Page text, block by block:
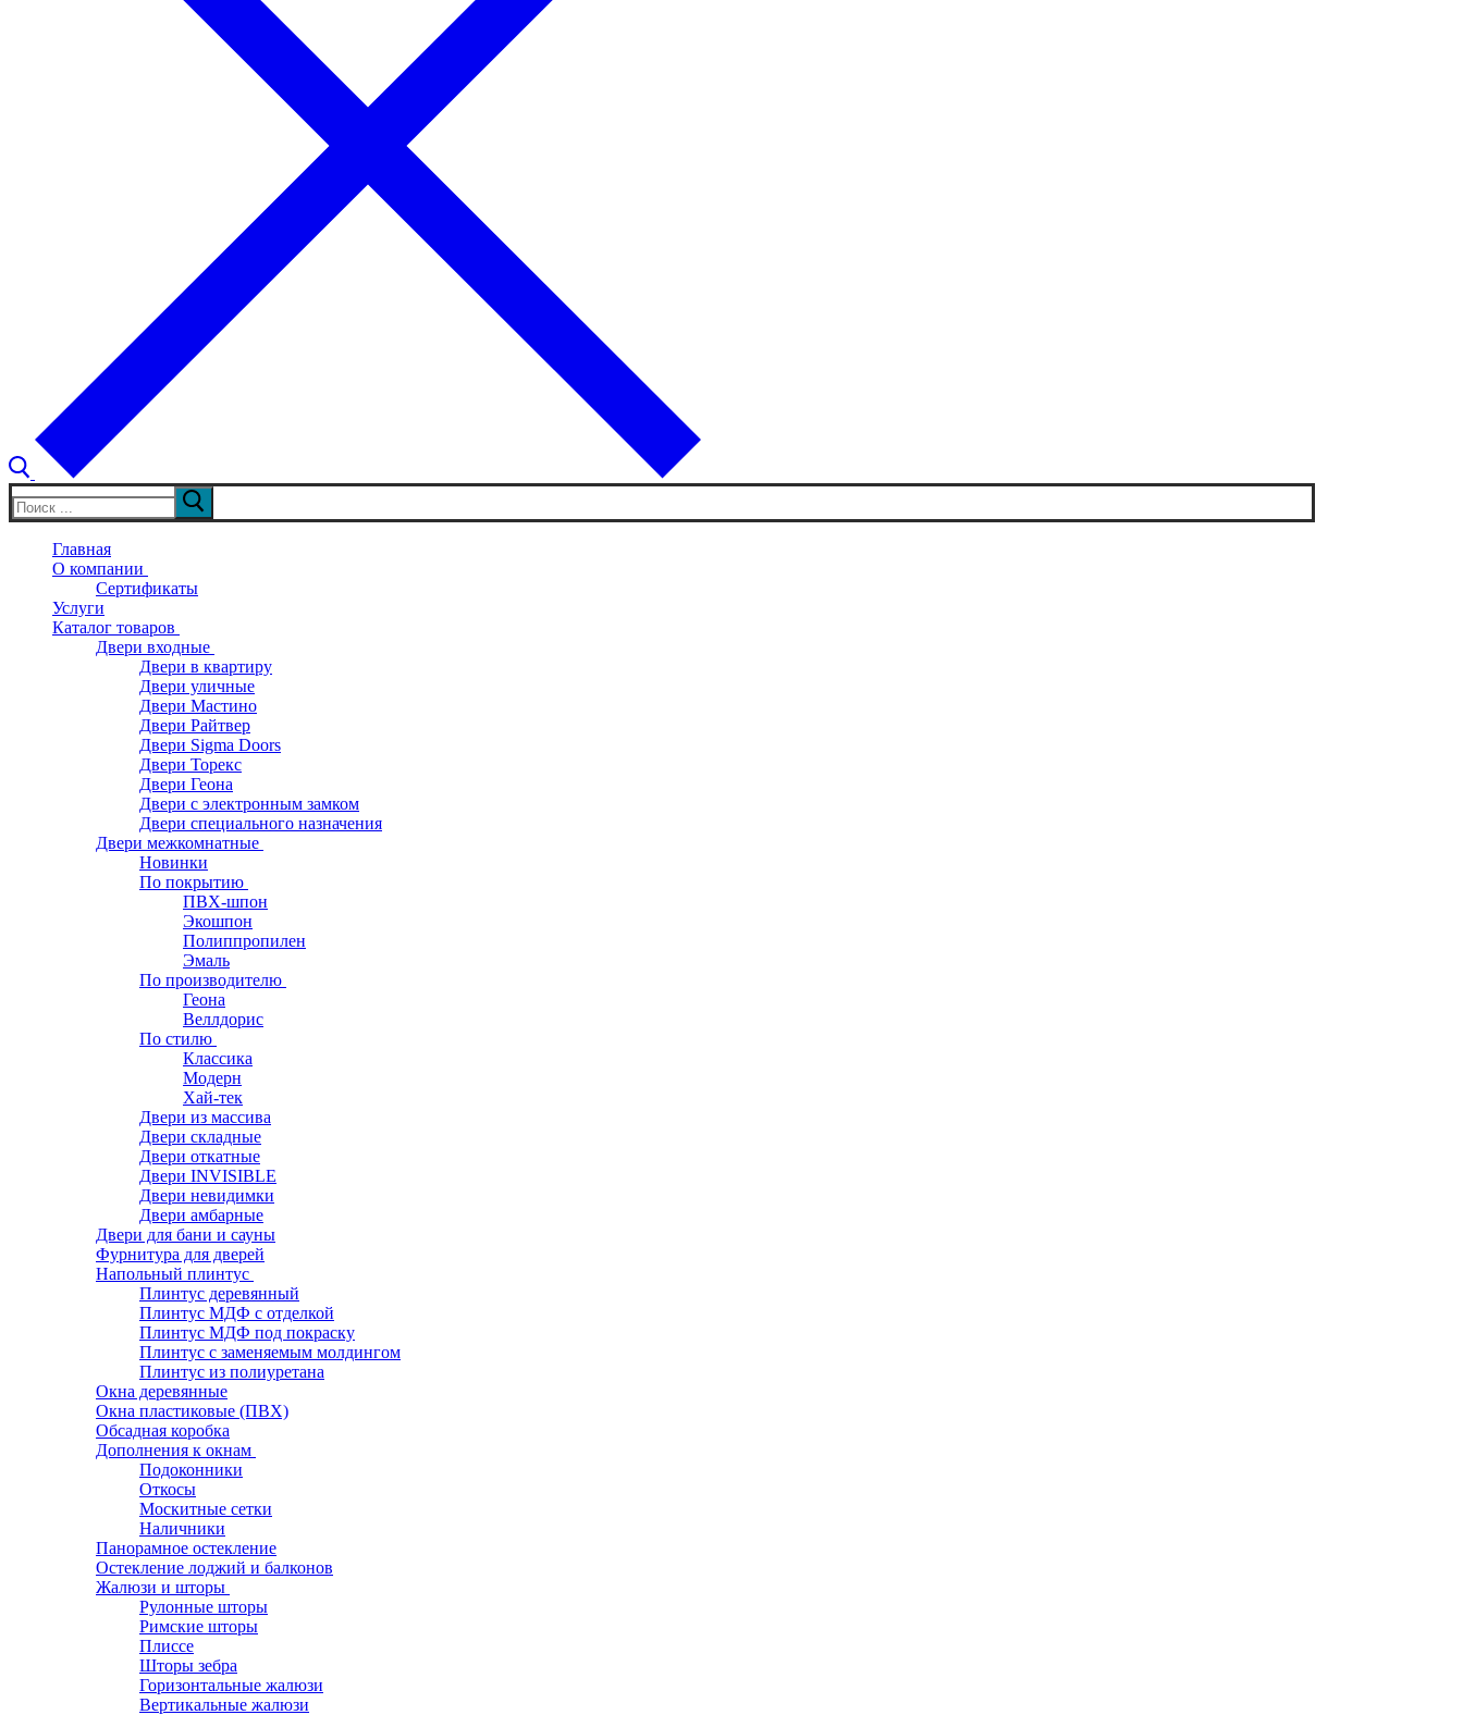
Искать:
Главная
О компании
Сертификаты
Услуги
Каталог товаров
Двери входные
Двери в квартиру
Двери уличные
Двери Мастино
Двери Райтвер
Двери Sigma Doors
Двери Торекс
Двери Геона
Двери с электронным замком
Двери специального назначения
Двери межкомнатные
Новинки
По покрытию
ПВХ-шпон
Экошпон
Полиппропилен
Эмаль
По производителю
Геона
Веллдорис
По стилю
Классика
Модерн
Хай-тек
Двери из массива
Двери складные
Двери откатные
Двери INVISIBLE
Двери невидимки
Двери амбарные
Двери для бани и сауны
Фурнитура для дверей
Напольный плинтус
Плинтус деревянный
Плинтус МДФ с отделкой
Плинтус МДФ под покраску
Плинтус с заменяемым молдингом
Плинтус из полиуретана
Окна деревянные
Окна пластиковые (ПВХ)
Обсадная коробка
Дополнения к окнам
Подоконники
Откосы
Москитные сетки
Наличники
Панорамное остекление
Остекление лоджий и балконов
Жалюзи и шторы
Рулонные шторы
Римские шторы
Плиссе
Шторы зебра
Горизонтальные жалюзи
Вертикальные жалюзи